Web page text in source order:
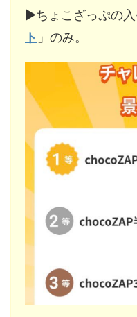
▶︎ちょこざっぷの
ト 」のみ。